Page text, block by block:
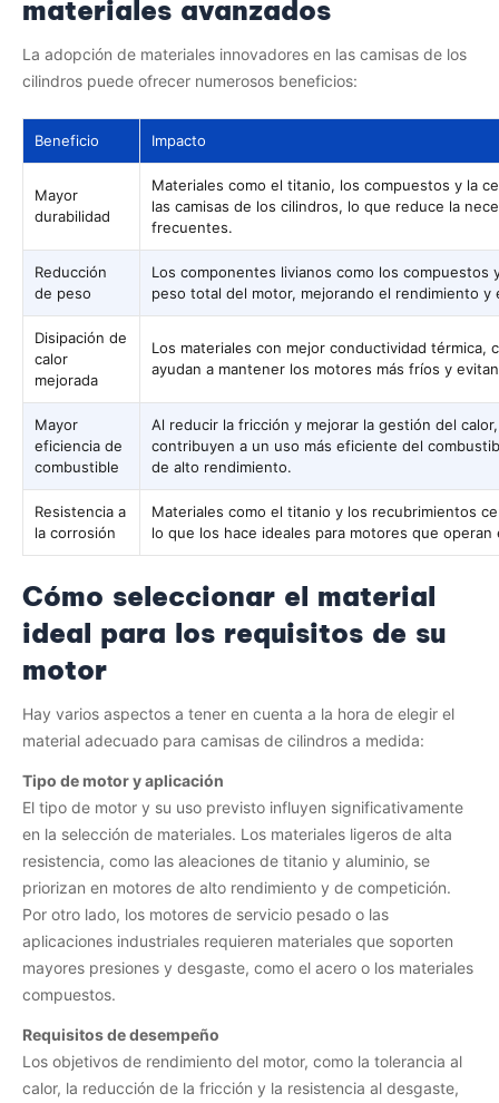
materiales avanzados
La adopción de materiales innovadores en las camisas de los
cilindros puede ofrecer numerosos beneficios:
Beneficio Impacto
Mayor
durabilidad
Materiales como el titanio, los compuestos y la
las camisas de los cilindros, lo que reduce la
frecuentes.
Reducción
de peso
Los componentes livianos como los compuestos
peso total del motor, mejorando el rendimiento y
Disipación de
calor
mejorada
Los materiales con mejor conductividad térmica,
ayudan a mantener los motores más fríos y
Mayor
eficiencia de
combustible
Al reducir la fricción y mejorar la gestión del
contribuyen a un uso más eficiente del
de alto rendimiento.
Resistencia a
la corrosión
Materiales como el titanio y los recubrimientos
lo que los hace ideales para motores que
Cómo seleccionar el material
ideal para los requisitos de su
motor
Hay varios aspectos a tener en cuenta a la hora de elegir el
material adecuado para camisas de cilindros a medida:
Tipo de motor y aplicación
El tipo de motor y su uso previsto influyen significativamente
en la selección de materiales. Los materiales ligeros de alta
resistencia, como las aleaciones de titanio y aluminio, se
priorizan en motores de alto rendimiento y de competición.
Por otro lado, los motores de servicio pesado o las
aplicaciones industriales requieren materiales que soporten
mayores presiones y desgaste, como el acero o los materiales
compuestos.
Requisitos de desempeño
Los objetivos de rendimiento del motor, como la tolerancia al
calor, la reducción de la fricción y la resistencia al desgaste,